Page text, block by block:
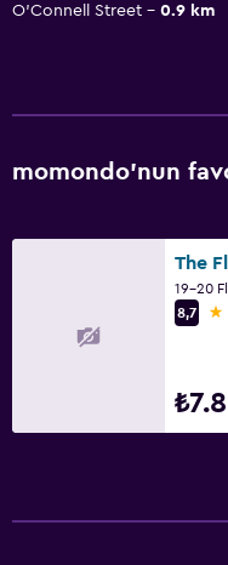
O'Connell Street
0.9 km
momondo'nun
The
19-20
8,7
4